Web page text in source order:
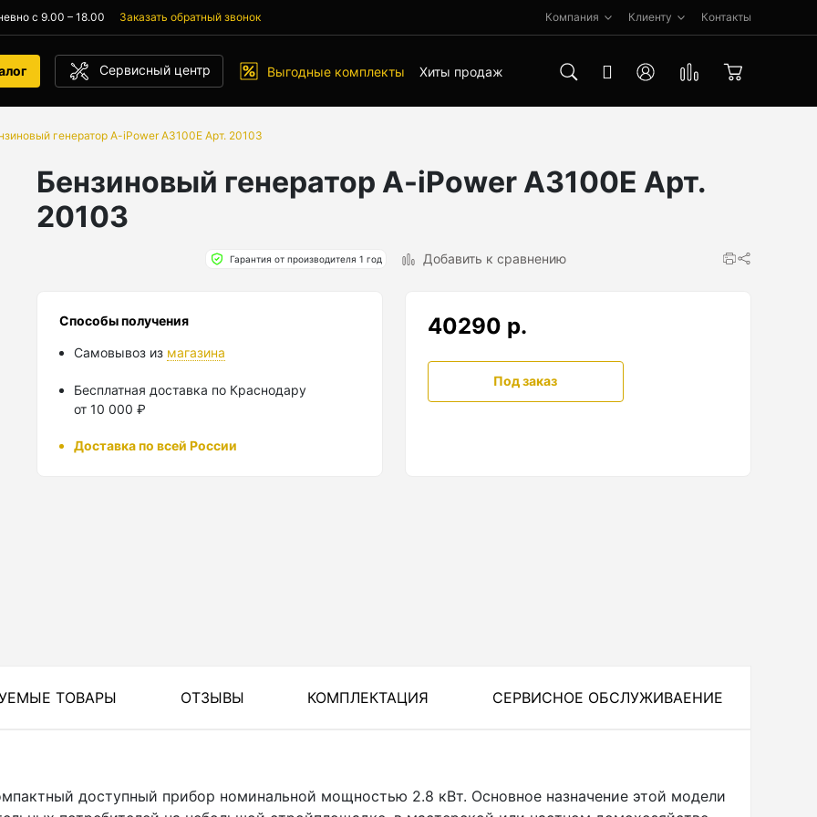
с 9.00 – 18.00 Заказать обратный звонок Компания Клиенту Контакты
Сервисный центр Выгодные комплекты Хиты продаж
генератор A-iPower A3100E Арт. 20103
Бензиновый генератор A-iPower A3100E Арт.
20103
Гарантия от производителя 1 год Добавить к сравнению
40290 р.
Под заказ
Способы получения
Самовывоз из магазина
Бесплатная доставка по Краснодару
от 10 000 ₽
Доставка по всей России
ТОВАРЫ ОТЗЫВЫ КОМПЛЕКТАЦИЯ СЕРВИСНОЕ ОБСЛУЖИВАЕНИЕ
доступный прибор номинальной мощностью 2.8 кВт. Основное назначение этой модели